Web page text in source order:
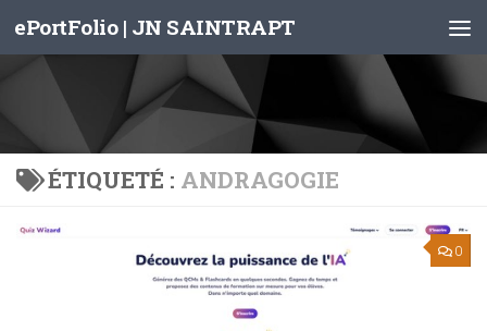
Skip to content
ePortFolio | JN SAINTRAPT
ÉTIQUETÉ : ANDRAGOGIE
0